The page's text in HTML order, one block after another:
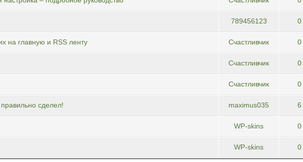
789456123 0
на главную и RSS ленту Счастливчик 0
Счастливчик 0
Счастливчик 0
сделел! maximus035 6
WP-skins 0
WP-skins 0